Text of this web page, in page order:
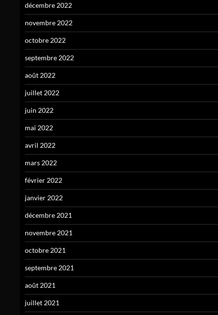
décembre 2022
novembre 2022
octobre 2022
septembre 2022
août 2022
juillet 2022
juin 2022
mai 2022
avril 2022
mars 2022
février 2022
janvier 2022
décembre 2021
novembre 2021
octobre 2021
septembre 2021
août 2021
juillet 2021